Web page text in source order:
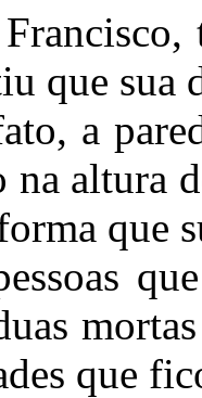
que sua
a
na altura
que
que